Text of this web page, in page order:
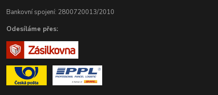
Bankovní spojení: 2800720013/2010
Odesíláme přes: